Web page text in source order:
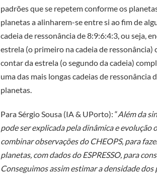
padrões que se repetem conforme os
planetas a alinharem-se entre si ao fim de
cadeia de ressonância de 8:9:6:4:3, ou seja,
estrela (o primeiro na cadeia de
contar da estrela (o segundo da cadeia)
uma das mais longas cadeias de
planetas.
Para Sérgio Sousa (IA & UPorto): “Além da
pode ser explicada pela dinâmica e evolução
combinar observações do CHEOPS, para
planetas, com dados do ESPRESSO, para
Conseguimos assim estimar a densidade